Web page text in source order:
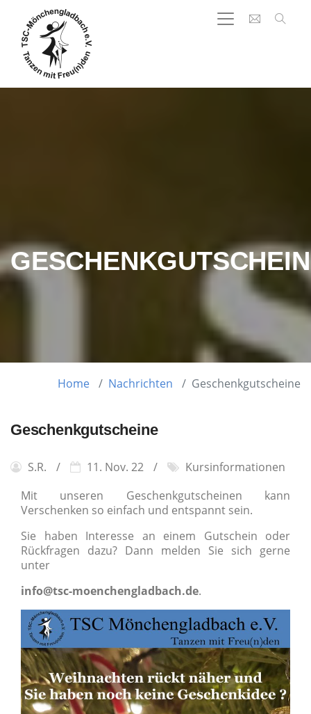
Home Nachrichten Geschenkgutscheine
Geschenkgutscheine
S.R. 11. Nov. 22
Kursinformationen
Mit unseren Geschenkgutscheinen kann
Verschenken so einfach und entspannt sein.
Sie haben Interesse an einem Gutschein oder
Rückfragen dazu? Dann melden Sie sich gerne
unter
info@tsc-moenchengladbach.de.